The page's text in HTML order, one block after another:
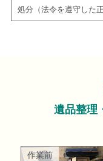
処分（法令を遵守した
遺品整理
作業前